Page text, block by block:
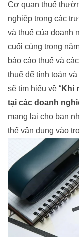
Cơ quan thuế
nghiệp trong các
và thuế của doanh
cuối cùng trong
báo cáo thuế và
thuế để tính toán
sẽ tìm hiểu về “Khi
tại các doanh
mang lại cho bạn
thể vận dụng vào